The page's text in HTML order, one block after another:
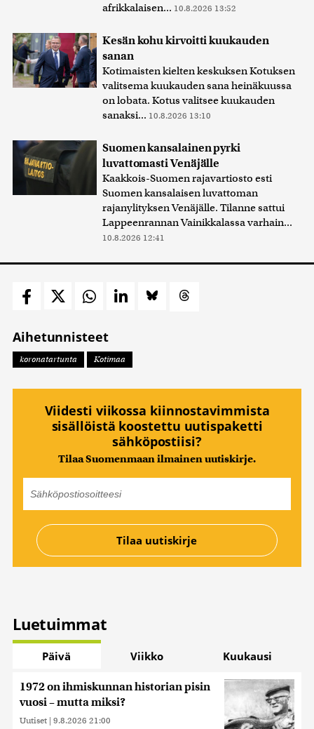
afrikkalaisen... 10.8.2026 13:52
Kesän kohu kirvoitti kuukauden
sanan
Kotimaisten kielten keskuksen Kotuksen
valitsema kuukauden sana heinäkuussa
on lobata. Kotus valitsee kuukauden
sanaksi... 10.8.2026 13:10
Suomen kansalainen pyrki
luvattomasti Venäjälle
Kaakkois-Suomen rajavartiosto esti
Suomen kansalaisen luvattoman
rajanylityksen Venäjälle. Tilanne sattui
Lappeenrannan Vainikkalassa varhain...
10.8.2026 12:41
Aihetunnisteet
koronatartunta Kotimaa
Viidesti viikossa kiinnostavimmista
sisällöistä koostettu uutispaketti
sähköpostiisi?
Tilaa Suomenmaan ilmainen uutiskirje.
Luetuimmat
Päivä Viikko Kuukausi
1972 on ihmiskunnan historian pisin
vuosi – mutta miksi?
Uutiset | 9.8.2026 21:00